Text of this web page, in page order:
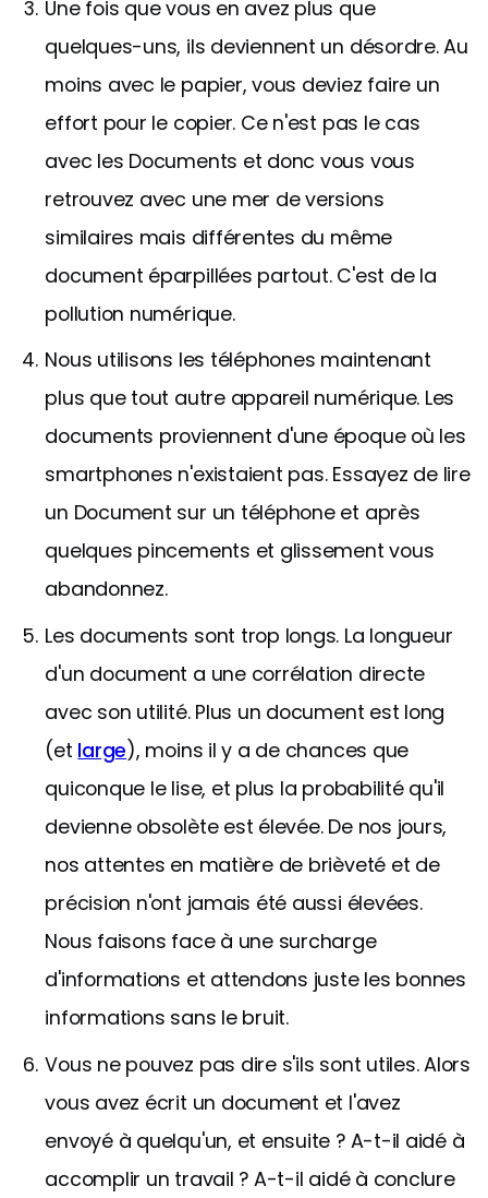
Une fois que vous en avez plus que
quelques-uns, ils deviennent un désordre. Au
moins avec le papier, vous deviez faire un
effort pour le copier. Ce n'est pas le cas
avec les Documents et donc vous vous
retrouvez avec une mer de versions
similaires mais différentes du même
document éparpillées partout. C'est de la
pollution numérique.
Nous utilisons les téléphones maintenant
plus que tout autre appareil numérique. Les
documents proviennent d'une époque où les
smartphones n'existaient pas. Essayez de lire
un Document sur un téléphone et après
quelques pincements et glissement vous
abandonnez.
Les documents sont trop longs. La longueur
d'un document a une corrélation directe
avec son utilité. Plus un document est long
(et large), moins il y a de chances que
quiconque le lise, et plus la probabilité qu'il
devienne obsolète est élevée. De nos jours,
nos attentes en matière de brièveté et de
précision n'ont jamais été aussi élevées.
Nous faisons face à une surcharge
d'informations et attendons juste les bonnes
informations sans le bruit.
Vous ne pouvez pas dire s'ils sont utiles. Alors
vous avez écrit un document et l'avez
envoyé à quelqu'un, et ensuite ? A-t-il aidé à
accomplir un travail ? A-t-il aidé à conclure